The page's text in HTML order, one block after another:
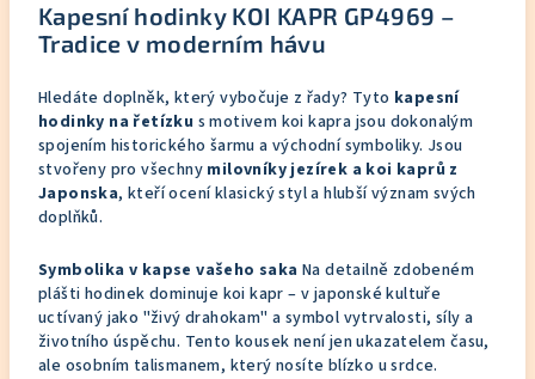
Kapesní hodinky KOI KAPR GP4969 –
Tradice v moderním hávu
Hledáte doplněk, který vybočuje z řady? Tyto kapesní
hodinky na řetízku s motivem koi kapra jsou dokonalým
spojením historického šarmu a východní symboliky. Jsou
stvořeny pro všechny milovníky jezírek a koi kaprů z
Japonska, kteří ocení klasický styl a hlubší význam svých
doplňků.
Symbolika v kapse vašeho saka Na detailně zdobeném
plášti hodinek dominuje koi kapr – v japonské kultuře
uctívaný jako "živý drahokam" a symbol vytrvalosti, síly a
životního úspěchu. Tento kousek není jen ukazatelem času,
ale osobním talismanem, který nosíte blízko u srdce.